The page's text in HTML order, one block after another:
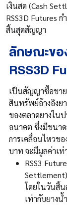
เงินสด (Cash
RSS3D Futures
สิ้นสุดสัญญา
ลักษณะข
RSS3D
เป็นสัญญาซื้อขา
สินทรัพย์อ้างอิงย
ของตลาดยางใน
อนาคต ซึ่งมีขนา
การเคลื่อนไหวขอ
บาท จะมีมูลค่าเท่
RSS3
โดยในวันสิ้
เท่ากับยาง